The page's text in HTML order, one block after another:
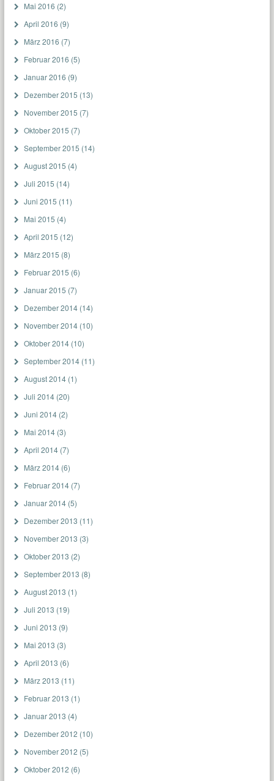
Mai 2016 (2)
April 2016 (9)
März 2016 (7)
Februar 2016 (5)
Januar 2016 (9)
Dezember 2015 (13)
November 2015 (7)
Oktober 2015 (7)
September 2015 (14)
August 2015 (4)
Juli 2015 (14)
Juni 2015 (11)
Mai 2015 (4)
April 2015 (12)
März 2015 (8)
Februar 2015 (6)
Januar 2015 (7)
Dezember 2014(14)
November 2014(10)
Oktober 2014(10)
September 2014(11)
August 2014(1)
Juli 2014(20)
Juni 2014(2)
Mai 2014(3)
April 2014(7)
März 2014(6)
Februar 2014(7)
Januar 2014(5)
Dezember 2013 (11)
November 2013 (3)
Oktober 2013 (2)
September 2013 (8)
August 2013 (1)
Juli 2013 (19)
Juni 2013 (9)
Mai 2013 (3)
April 2013 (6)
März 2013 (11)
Februar 2013 (1)
Januar 2013 (4)
Dezember 2012 (10)
November 2012 (5)
Oktober 2012 (6)